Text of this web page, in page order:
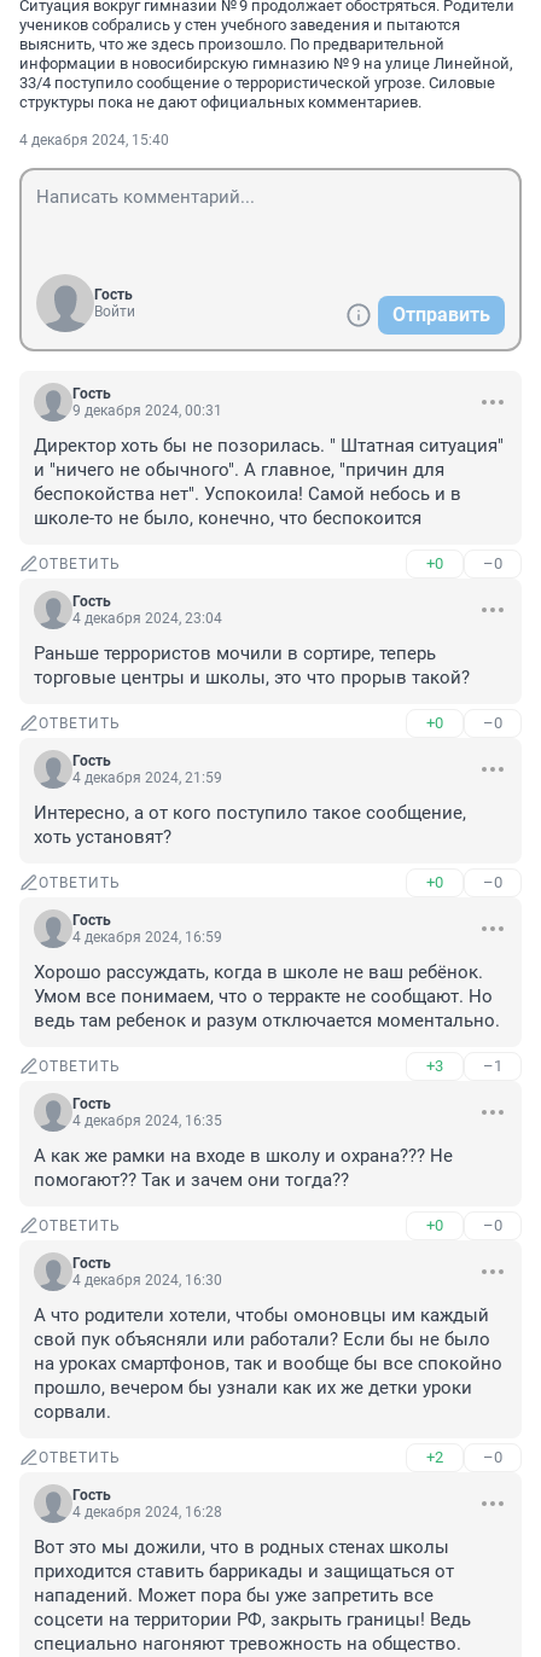
Ситуация вокруг гимназии № 9 продолжает обостряться. Родители
учеников собрались у стен учебного заведения и пытаются
выяснить, что же здесь произошло. По предварительной
информации в новосибирскую гимназию № 9 на улице ​Линейной,
33/4 поступило сообщение о террористической угрозе. Силовые
структуры пока не дают официальных комментариев.
4 декабря 2024, 15:40
Гость
Войти
Отправить
Гость
9 декабря 2024, 00:31
Директор хоть бы не позорилась. " Штатная ситуация"
и "ничего не обычного". А главное, "причин для
беспокойства нет". Успокоила! Самой небось и в
школе-то не было, конечно, что беспокоится
ОТВЕТИТЬ +0 –0
Гость
4 декабря 2024, 23:04
Раньше террористов мочили в сортире, теперь
торговые центры и школы, это что прорыв такой?
ОТВЕТИТЬ +0 –0
Гость
4 декабря 2024, 21:59
Интересно, а от кого поступило такое сообщение,
хоть установят?
ОТВЕТИТЬ +0 –0
Гость
4 декабря 2024, 16:59
Хорошо рассуждать, когда в школе не ваш ребёнок.
Умом все понимаем, что о терракте не сообщают. Но
ведь там ребенок и разум отключается моментально.
ОТВЕТИТЬ +3 –1
Гость
4 декабря 2024, 16:35
А как же рамки на входе в школу и охрана??? Не
помогают?? Так и зачем они тогда??
ОТВЕТИТЬ +0 –0
Гость
4 декабря 2024, 16:30
А что родители хотели, чтобы омоновцы им каждый
свой пук объясняли или работали? Если бы не было
на уроках смартфонов, так и вообще бы все спокойно
прошло, вечером бы узнали как их же детки уроки
сорвали.
ОТВЕТИТЬ +2 –0
Гость
4 декабря 2024, 16:28
Вот это мы дожили, что в родных стенах школы
приходится ставить баррикады и защищаться от
нападений. Может пора бы уже запретить все
соцсети на территории РФ, закрыть границы! Ведь
специально нагоняют тревожность на общество.